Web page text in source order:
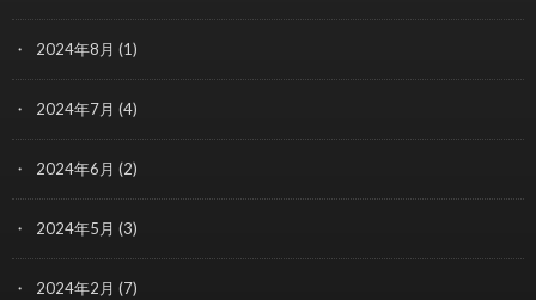
2024年8月 (1)
2024年7月 (4)
2024年6月 (2)
2024年5月 (3)
2024年2月 (7)